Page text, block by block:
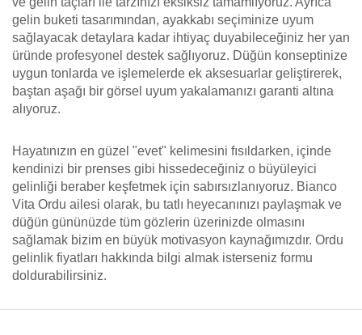
gelin buketi tasarımından, ayakkabı seçiminize uyum
sağlayacak detaylara kadar ihtiyaç duyabileceğiniz her yan
üründe profesyonel destek sağlıyoruz. Düğün konseptinize
uygun tonlarda ve işlemelerde ek aksesuarlar geliştirerek,
baştan aşağı bir görsel uyum yakalamanızı garanti altına
alıyoruz.
Hayatınızın en güzel "evet" kelimesini fısıldarken, içinde
kendinizi bir prenses gibi hissedeceğiniz o büyüleyici
gelinliği beraber keşfetmek için sabırsızlanıyoruz. Bianco
Vita Ordu ailesi olarak, bu tatlı heyecanınızı paylaşmak ve
düğün gününüzde tüm gözlerin üzerinizde olmasını
sağlamak bizim en büyük motivasyon kaynağımızdır. Ordu
gelinlik fiyatları hakkında bilgi almak isterseniz formu
doldurabilirsiniz.